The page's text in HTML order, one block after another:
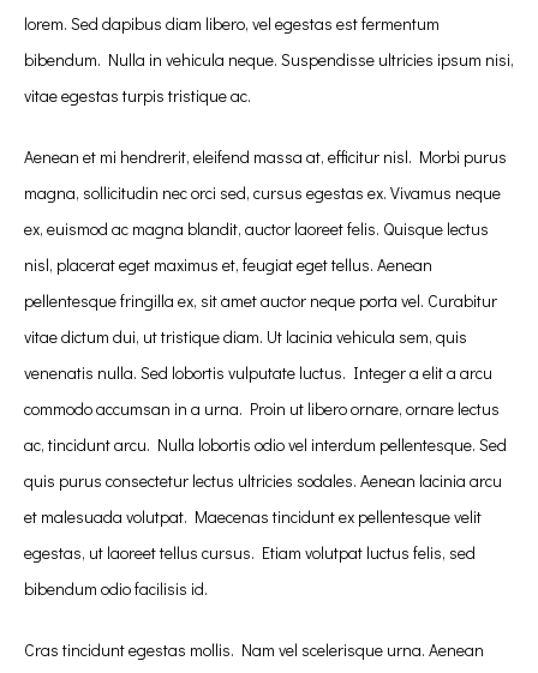
lorem. Sed dapibus diam libero, vel egestas est fermentum
bibendum. Nulla in vehicula neque. Suspendisse ultricies ipsum nisi,
vitae egestas turpis tristique ac.
Aenean et mi hendrerit, eleifend massa at, efficitur nisl. Morbi purus
magna, sollicitudin nec orci sed, cursus egestas ex. Vivamus neque
ex, euismod ac magna blandit, auctor laoreet felis. Quisque lectus
nisl, placerat eget maximus et, feugiat eget tellus. Aenean
pellentesque fringilla ex, sit amet auctor neque porta vel. Curabitur
vitae dictum dui, ut tristique diam. Ut lacinia vehicula sem, quis
venenatis nulla. Sed lobortis vulputate luctus. Integer a elit a arcu
commodo accumsan in a urna. Proin ut libero ornare, ornare lectus
ac, tincidunt arcu. Nulla lobortis odio vel interdum pellentesque. Sed
quis purus consectetur lectus ultricies sodales. Aenean lacinia arcu
et malesuada volutpat. Maecenas tincidunt ex pellentesque velit
egestas, ut laoreet tellus cursus. Etiam volutpat luctus felis, sed
bibendum odio facilisis id.
Cras tincidunt egestas mollis. Nam vel scelerisque urna. Aenean